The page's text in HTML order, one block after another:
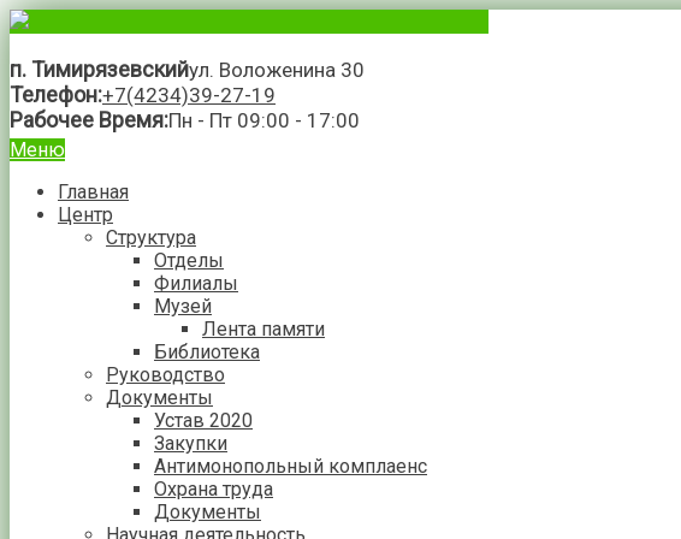
п. Тимирязевскийул. Воложенина 30
Телефон:+7(4234)39-27-19
Рабочее Время:Пн - Пт 09:00 - 17:00
Меню
Главная
Центр
Структура
Отделы
Филиалы
Музей
Лента памяти
Библиотека
Руководство
Документы
Устав 2020
Закупки
Антимонопольный комплаенс
Охрана труда
Документы